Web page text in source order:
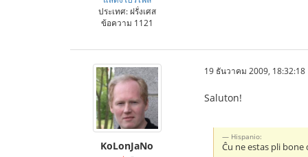
ประเทศ: ฝรั่งเศส
ข้อความ 1121
KoLonJaNo
19 ธันวาคม 2009, 18:32:18
Saluton!
Hispanio:
Ĉu ne estas pli